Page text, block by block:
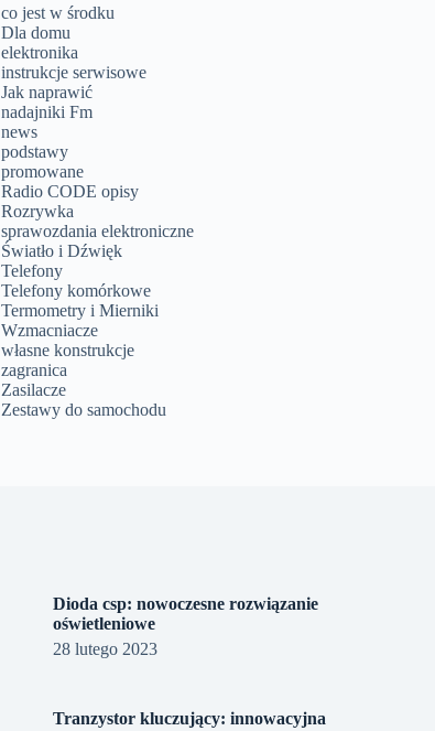
co jest w środku
Dla domu
elektronika
instrukcje serwisowe
Jak naprawić
nadajniki Fm
news
podstawy
promowane
Radio CODE opisy
Rozrywka
sprawozdania elektroniczne
Światło i Dźwięk
Telefony
Telefony komórkowe
Termometry i Mierniki
Wzmacniacze
własne konstrukcje
zagranica
Zasilacze
Zestawy do samochodu
Dioda csp: nowoczesne rozwiązanie
oświetleniowe
28 lutego 2023
Tranzystor kluczujący: innowacyjna